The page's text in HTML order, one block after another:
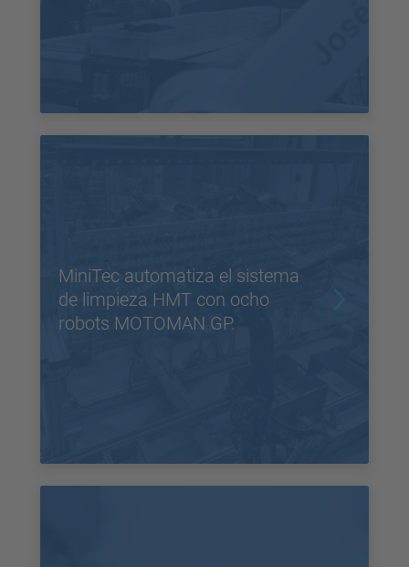
MiniTec automatiza el sistema
de limpieza HMT con ocho
robots MOTOMAN GP.